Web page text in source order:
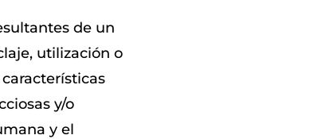
de un
utilización o
y/o
y el